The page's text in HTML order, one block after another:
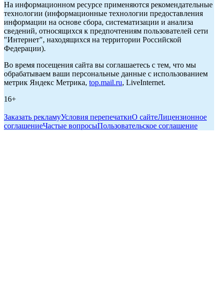
На информационном ресурсе применяются рекомендательные
технологии (информационные технологии предоставления
информации на основе сбора, систематизации и анализа
сведений, относящихся к предпочтениям пользователей сети
"Интернет", находящихся на территории Российской
Федерации).
Во время посещения сайта вы соглашаетесь с тем, что мы
обрабатываем ваши персональные данные с использованием
метрик Яндекс Метрика, top.mail.ru, LiveInternet.
16+
Заказать рекламуУсловия перепечаткиО сайтеЛицензионное
соглашениеЧастые вопросыПользовательское соглашение